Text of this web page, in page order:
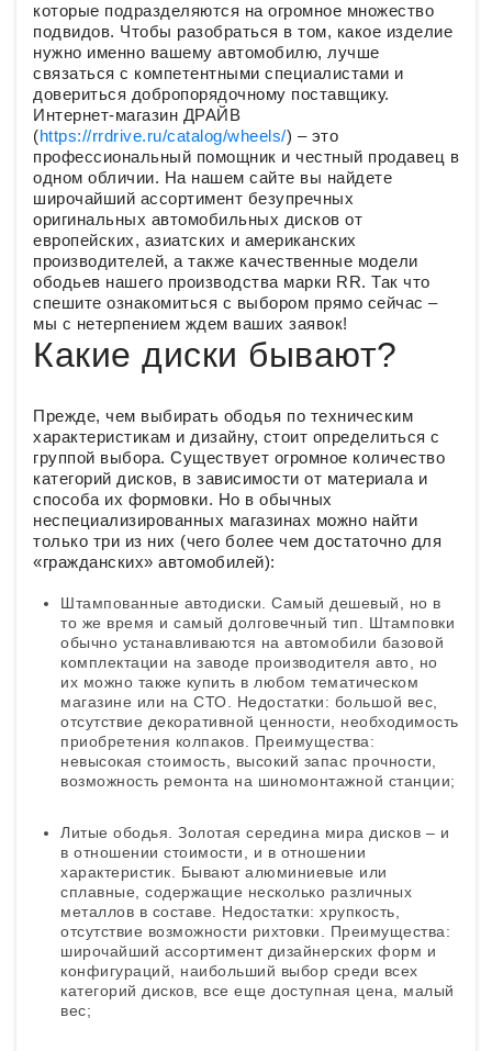
которые подразделяются на огромное множество
подвидов. Чтобы разобраться в том, какое изделие
нужно именно вашему автомобилю, лучше
связаться с компетентными специалистами и
довериться добропорядочному поставщику.
Интернет-магазин ДРАЙВ
(https://rrdrive.ru/catalog/wheels/) – это
профессиональный помощник и честный продавец в
одном обличии. На нашем сайте вы найдете
широчайший ассортимент безупречных
оригинальных автомобильных дисков от
европейских, азиатских и американских
производителей, а также качественные модели
ободьев нашего производства марки RR. Так что
спешите ознакомиться с выбором прямо сейчас –
мы с нетерпением ждем ваших заявок!
Какие диски бывают?
Прежде, чем выбирать ободья по техническим
характеристикам и дизайну, стоит определиться с
группой выбора. Существует огромное количество
категорий дисков, в зависимости от материала и
способа их формовки. Но в обычных
неспециализированных магазинах можно найти
только три из них (чего более чем достаточно для
«гражданских» автомобилей):
Штампованные автодиски. Самый дешевый, но в
то же время и самый долговечный тип. Штамповки
обычно устанавливаются на автомобили базовой
комплектации на заводе производителя авто, но
их можно также купить в любом тематическом
магазине или на СТО. Недостатки: большой вес,
отсутствие декоративной ценности, необходимость
приобретения колпаков. Преимущества:
невысокая стоимость, высокий запас прочности,
возможность ремонта на шиномонтажной станции;
Литые ободья. Золотая середина мира дисков – и
в отношении стоимости, и в отношении
характеристик. Бывают алюминиевые или
сплавные, содержащие несколько различных
металлов в составе. Недостатки: хрупкость,
отсутствие возможности рихтовки. Преимущества:
широчайший ассортимент дизайнерских форм и
конфигураций, наибольший выбор среди всех
категорий дисков, все еще доступная цена, малый
вес;